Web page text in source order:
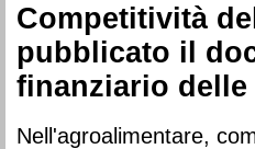
Competitività
pubblicato il
finanziario
Nell'agroalimentare,